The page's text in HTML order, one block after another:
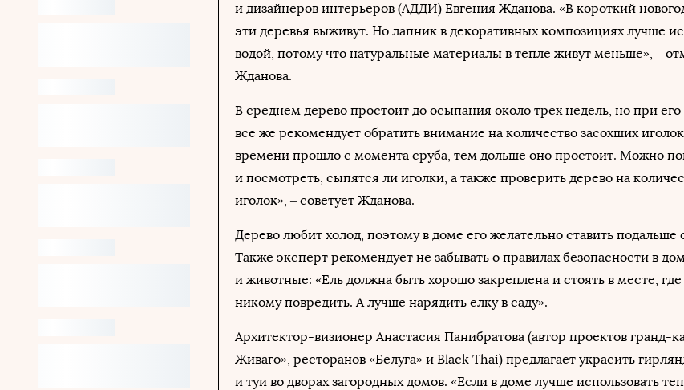
и дизайнеров интерьеров (АДДИ) Евгения Жданова. «В короткий
эти деревья выживут. Но лапник в декоративных композициях лучше
водой, потому что натуральные материалы в тепле живут меньше», –
Жданова.
В среднем дерево простоит до осыпания около трех недель, но при
все же рекомендует обратить внимание на количество засохших
времени прошло с момента сруба, тем дольше оно простоит. Можно
и посмотреть, сыпятся ли иголки, а также проверить дерево на
иголок», – советует Жданова.
Дерево любит холод, поэтому в доме его желательно ставить подальше
Также эксперт рекомендует не забывать о правилах безопасности в
и животные: «Ель должна быть хорошо закреплена и стоять в месте,
никому повредить. А лучше нарядить елку в саду».
Архитектор-визионер Анастасия Панибратова (автор проектов гранд-
Живаго», ресторанов «Белуга» и Black Thai) предлагает украсить
и туи во дворах загородных домов. «Если в доме лучше использовать